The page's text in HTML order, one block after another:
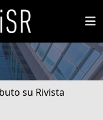
su Rivista